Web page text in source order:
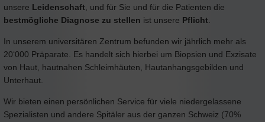
unsere Leidenschaft, und für Sie und für die Patienten die
bestmögliche Diagnose zu stellen ist unsere Pflicht.
In unserem universitären Zentrum befunden wir jährlich mehr als
20‘000 Präparate. Es handelt sich hierbei um Biopsien und Exzisate
von Haut, hautnahen Schleimhäuten, Hautanhangsgebilden und
Unterhaut.
Wir bieten einen persönlichen Service für viele niedergelassene
Spezialisten und andere Spitäler aus der ganzen Schweiz (70%